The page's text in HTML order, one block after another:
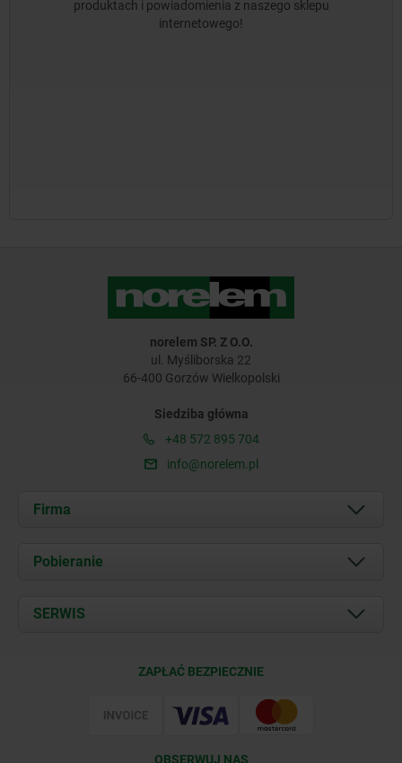
produktach i powiadomienia z naszego sklepu
internetowego!
norelem SP. Z O.O.
ul. Myśliborska 22
66-400 Gorzów Wielkopolski
Siedziba główna
+48 572 895 704
info@norelem.pl
Firma
O nas
Kontakt
Pobieranie
Documents
SERWIS
ZAPŁAĆ BEZPIECZNIE
OBSERWUJ NAS